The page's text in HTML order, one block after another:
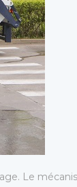
Le